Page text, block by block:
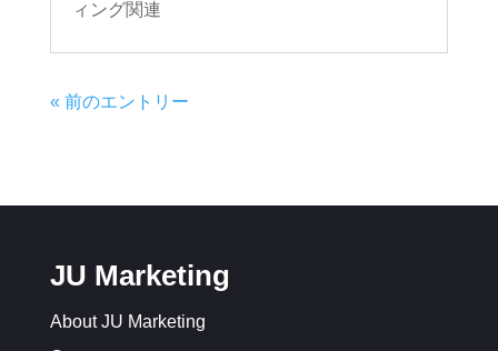
ィング関連
« 前のエントリー
JU Marketing
About JU Marketing